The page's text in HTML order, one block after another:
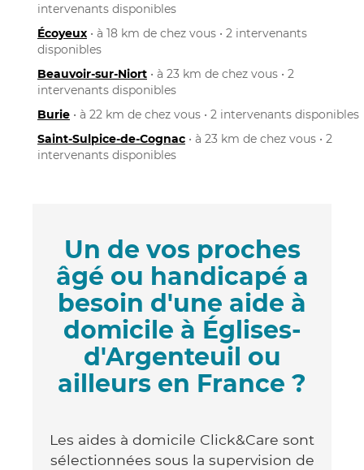
intervenants disponibles
Écoyeux • à 18 km de chez vous • 2 intervenants
disponibles
Beauvoir-sur-Niort • à 23 km de chez vous • 2
intervenants disponibles
Burie • à 22 km de chez vous • 2 intervenants disponibles
Saint-Sulpice-de-Cognac • à 23 km de chez vous • 2
intervenants disponibles
Un de vos proches
âgé ou handicapé a
besoin d'une aide à
domicile à Églises-
d'Argenteuil ou
ailleurs en France ?
Les aides à domicile Click&Care sont
sélectionnées sous la supervision de